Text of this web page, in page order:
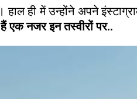
ही में उन्होंने अपने
एक नजर इन तस्वीरों पर..